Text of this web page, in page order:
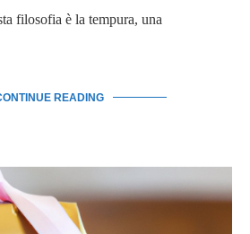
filosofia è la tempura, una
READING